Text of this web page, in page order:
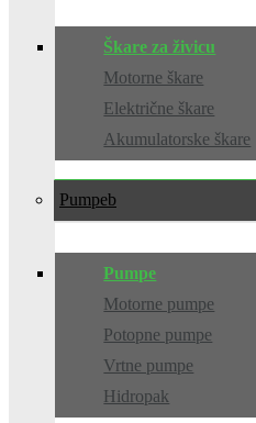
Škare za živicu
Motorne škare
Električne škare
Akumulatorske škare
Pumpe
Pumpe
Motorne pumpe
Potopne pumpe
Vrtne pumpe
Hidropak